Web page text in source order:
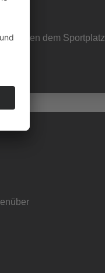
neben dem Sportplatz